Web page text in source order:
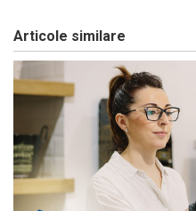
Articole similare